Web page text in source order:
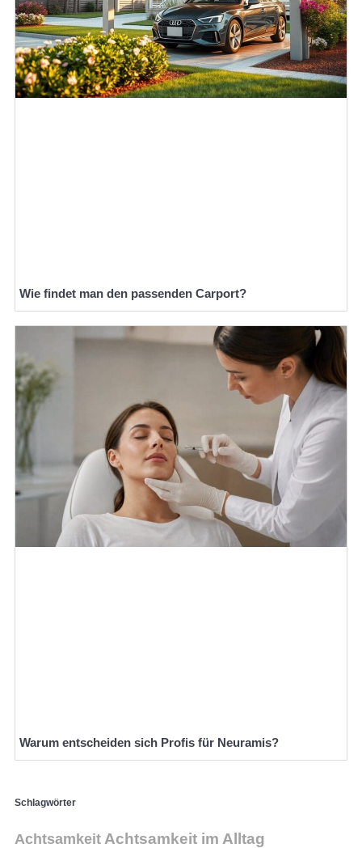
Wie findet man den passenden Carport?
Warum entscheiden sich Profis für Neuramis?
Schlagwörter
Achtsamkeit Achtsamkeit im Alltag